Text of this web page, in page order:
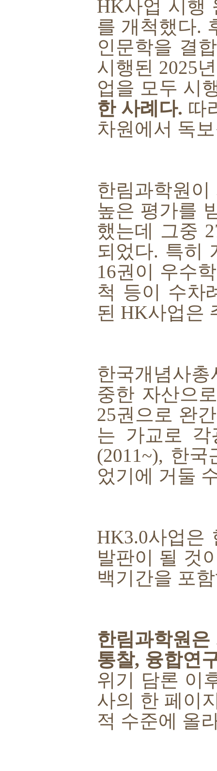
HK사업 시행
를 개척했다.
인문학을 결
시행된 2025
업을 모두 시
한 사례다. 따
차원에서 독
한림과학원
높은 평가를
했는데 그중
되었다. 특히
16권이 우수
척 등이 수차
된 HK사업은
한국개념사총
중한 자산으
25권으로 완
는 가교로
(2011~), 한국
었기에 거둘
HK3.0사업은
발판이 될 것
백기간을 포
한림과학원
통찰, 융합연
위기 담론 이
사의 한 페이
적 수준에 올